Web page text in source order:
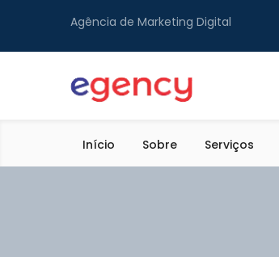
Agência de Marketing Digital
Início Sobre Serviços